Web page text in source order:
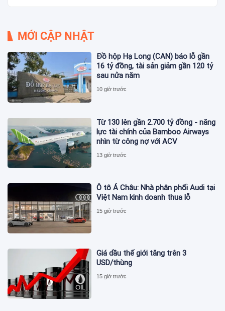
MỚI CẬP NHẬT
Đồ hộp Hạ Long (CAN) báo lỗ gần
16 tỷ đồng, tài sản giảm gần 120 tỷ
sau nửa năm
10 giờ trước
Từ 130 lên gần 2.700 tỷ đồng - năng
lực tài chính của Bamboo Airways
nhìn từ công nợ với ACV
13 giờ trước
Ô tô Á Châu: Nhà phân phối Audi tại
Việt Nam kinh doanh thua lỗ
15 giờ trước
Giá dầu thế giới tăng trên 3
USD/thùng
15 giờ trước